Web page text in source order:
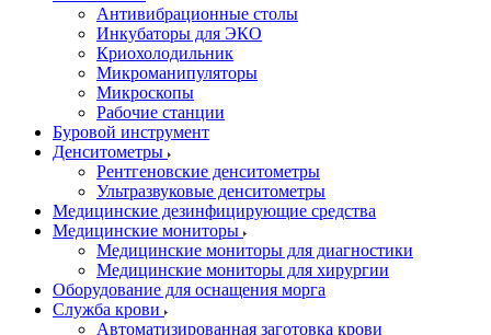
Антивибрационные столы
Инкубаторы для ЭКО
Криохолодильник
Микроманипуляторы
Микроскопы
Рабочие станции
Буровой инструмент
Денситометры
Рентгеновские денситометры
Ультразвуковые денситометры
Медицинские дезинфицирующие средства
Медицинские мониторы
Медицинские мониторы для диагностики
Медицинские мониторы для хирургии
Оборудование для оснащения морга
Служба крови
Автоматизированная заготовка крови